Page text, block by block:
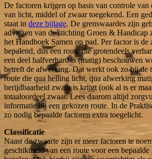
De factoren krijgen op basis van controle van
van licht, middel of zwaar toegekend. Een
staat in deze bijlage. De grenswaardes zijn
adviezen van de stichting Groen & Handicap
het Handboek Samen op pad. Per factor is de
bepalend, dus een route die grotendeels
een deel halfverhard is (matig) beschouwen
betreft de afwerking. Dat werkt ook zo bij de
route die qua helling licht, qua afwerking
berijdbaarheid zwaar is krijgt (ook al is er
totaaloordeel zwaar. Lees daarom altijd
informatie bij een gekozen route. In de
zo nodig bepaalde factoren extra toegelicht.
Classificatie
Naast de zwaarte zijn er meer factoren te
geschiktheid van een route voor een